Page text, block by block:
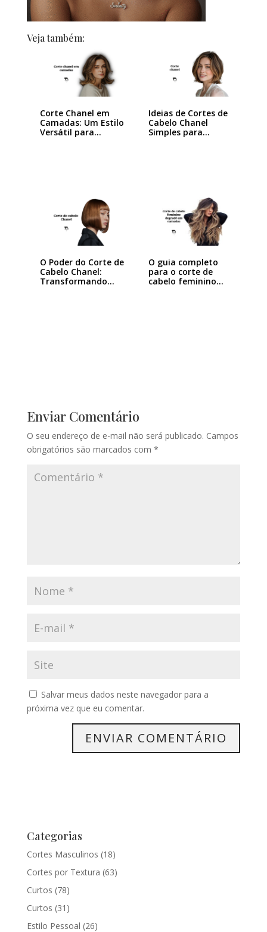
Veja também:
Corte Chanel em
Camadas: Um Estilo
Versátil para…
Ideias de Cortes de
Cabelo Chanel
Simples para…
O Poder do Corte de
Cabelo Chanel:
Transformando
O guia completo
para o corte de
cabelo feminino…
Enviar Comentário
O seu endereço de e-mail não será publicado. Campos
obrigatórios são marcados com *
Salvar meus dados neste navegador para a
próxima vez que eu comentar.
Categorias
Cortes Masculinos (18)
Cortes por Textura (63)
Curtos (78)
Curtos (31)
Estilo Pessoal (26)